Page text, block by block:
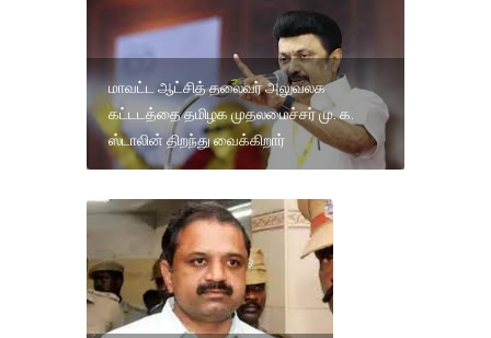
மாவட்ட ஆட்சித் தலைவர் அலுவலக
கட்டடத்தை தமிழக முதலமைச்சர் மு. க.
ஸ்டாலின் திறந்து வைக்கிறார்